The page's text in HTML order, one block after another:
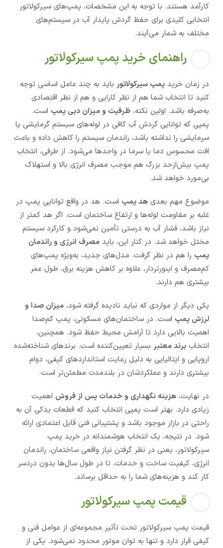
کارآمد هستند. با توجه به این مشخصات، پمپ‌های سیرکولاتور
انتخابی کلیدی برای حفظ گردش پایدار آب در سیستم‌های
مختلف به شمار می‌آیند.
راهنمای خرید پمپ سیرکولاتور
در زمان خرید پمپ سیرکولاتور باید به چند عامل اساسی توجه
کنید تا انتخاب شما هم از نظر کارایی و هم از نظر اقتصادی
به‌صرفه باشد. اولین نکته، ظرفیت و میزان دبی پمپ است.
پمپی که توانایی گردش آب کافی در لوله‌های سیستم گرمایشی یا
سرمایشی را نداشته باشد، راندمان سیستم را کاهش داده و باعث
افت محسوس دما یا سرما در واحدها می‌شود. از طرفی، انتخاب
پمپ بیش‌ازحد بزرگ هم موجب مصرف انرژی بالا و استهلاک
بی‌مورد خواهد شد.
موضوع مهم بعدی هد پمپ است. هد در واقع توانایی پمپ در
غلبه بر مقاومت لوله‌ها و ارتفاع ساختمان است. اگر هد کمتر از
نیاز باشد، فشار آب به درستی تأمین نمی‌شود و کارکرد سیستم
مختل خواهد شد. در کنار این، باید مصرف انرژی و راندمان
پمپ را هم در نظر گرفت. مدل‌های جدید، به‌ویژه پمپ‌های
کم‌مصرف و اینورتر‌دار، علاوه بر کاهش هزینه برق، طول عمر
بیشتری هم دارند.
یکی دیگر از مواردی که نباید نادیده گرفته شود، میزان صدا و
لرزش پمپ است. در ساختمان‌های مسکونی، پمپ کم‌صدا
اهمیت بالایی دارد تا آرامش محیط حفظ شود. همچنین،
انتخاب برند معتبر بسیار تعیین‌کننده است. برندهای شناخته‌شده
اروپایی و ایتالیایی به دلیل رعایت استانداردهای کیفی، دوام
بیشتری دارند و عملکردشان در بلندمدت مطمئن‌تر است.
در نهایت، هزینه نگهداری و خدمات پس از فروش اهمیت
زیادی دارد. بهتر است پمپی انتخاب کنید که قطعات یدکی آن به
راحتی در بازار موجود باشد و پشتیبانی فنی قابل اعتمادی ارائه
شود. در نتیجه، یک انتخاب هوشمندانه در خرید پمپ
سیرکولاتور، یعنی در نظر گرفتن نیاز واقعی ساختمان، راندمان
انرژی، کیفیت ساخت و خدمات، تا در طول سال‌ها بدون دردسر
کار کند و هزینه‌های شما را به حداقل برساند.
قیمت پمپ سیرکولاتور
قیمت پمپ سیرکولاتور تحت تأثیر مجموعه‌ای از عوامل فنی و
کیفی قرار دارد و تنها به توان موتور محدود نمی‌شود. یکی از